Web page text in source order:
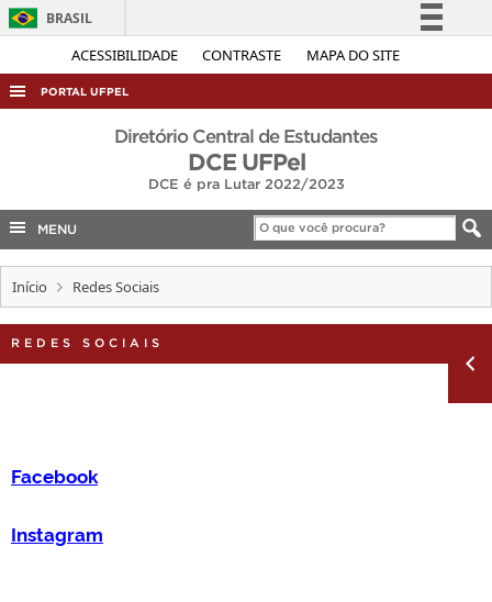
ACESSIBILIDADE CONTRASTE MAPA DO SITE
BRASIL
Simplifique!
Acesso à informação
Legislação
Canais
PORTAL UFPEL
ACESSO À INFORMAÇÃODiretório Central de Estudantes
DCE UFPel
DCE é pra Lutar 2022/2023
MENU
Início Redes Sociais
REDES SOCIAIS
Facebook
Instagram